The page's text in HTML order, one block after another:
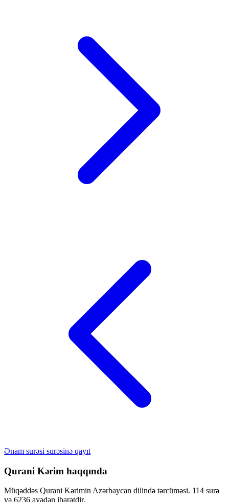
Ənam surəsi surəsinə qayıt
Qurani Kərim haqqında
Müqəddəs Qurani Kərimin Azərbaycan dilində tərcüməsi. 114 surə
və 6236 ayədən ibarətdir.